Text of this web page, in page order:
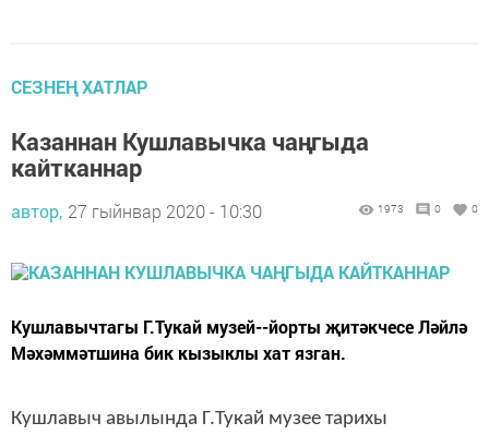
СЕЗНЕҢ ХАТЛАР
Казаннан Кушлавычка чаңгыда
кайтканнар
автор, 27 гыйнвар 2020 - 10:30 1973 0 0
Кушлавычтагы Г.Тукай музей--йорты җитәкчесе Ләйлә
Мәхәммәтшина бик кызыклы хат язган.
Кушлавыч авылында Г.Тукай музее тарихы